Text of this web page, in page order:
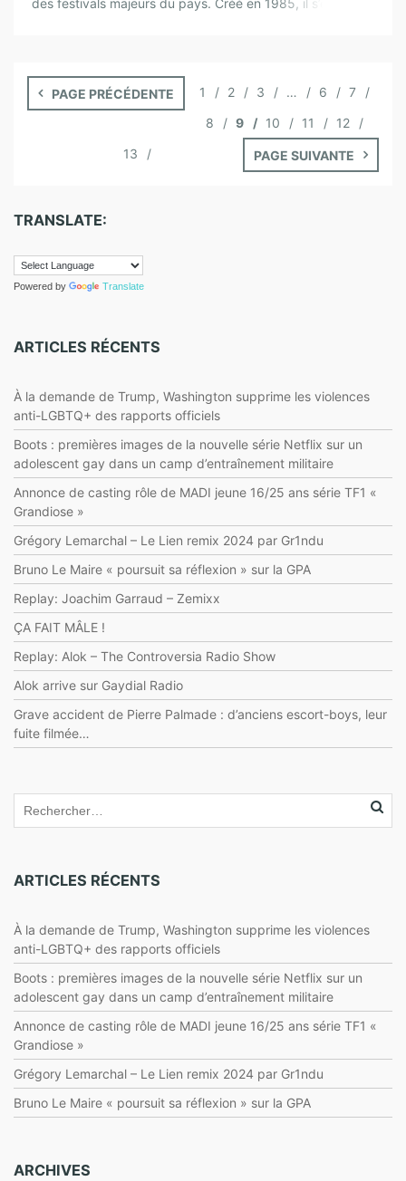
des festivals majeurs du pays. Créé en 1985, il s’étale
PAGE PRÉCÉDENTE 1 2 3 … 6
7
8
9 10 11
12
13
PAGE SUIVANTE
TRANSLATE:
Powered by Translate
ARTICLES RÉCENTS
À la demande de Trump, Washington supprime les violences
anti-LGBTQ+ des rapports officiels
Boots : premières images de la nouvelle série Netflix sur un
adolescent gay dans un camp d’entraînement militaire
Annonce de casting rôle de MADI jeune 16/25 ans série TF1 «
Grandiose »
Grégory Lemarchal – Le Lien remix 2024 par Gr1ndu
Bruno Le Maire « poursuit sa réflexion » sur la GPA
Replay: Joachim Garraud – Zemixx
ÇA FAIT MÂLE !
Replay: Alok – The Controversia Radio Show
Alok arrive sur Gaydial Radio
Grave accident de Pierre Palmade : d’anciens escort-boys, leur
fuite filmée…
ARTICLES RÉCENTS
À la demande de Trump, Washington supprime les violences
anti-LGBTQ+ des rapports officiels
Boots : premières images de la nouvelle série Netflix sur un
adolescent gay dans un camp d’entraînement militaire
Annonce de casting rôle de MADI jeune 16/25 ans série TF1 «
Grandiose »
Grégory Lemarchal – Le Lien remix 2024 par Gr1ndu
Bruno Le Maire « poursuit sa réflexion » sur la GPA
ARCHIVES